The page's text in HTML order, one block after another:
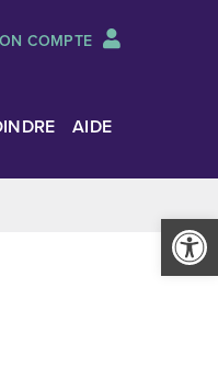
Ouvrir
COMPTE
AIDE